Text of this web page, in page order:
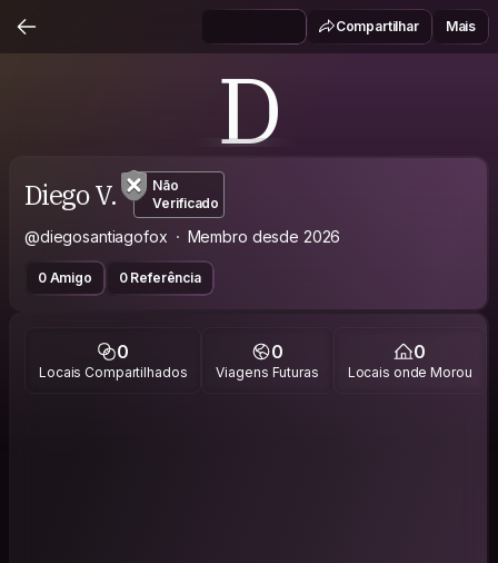
Compartilhar Mais
D
Diego V.
Não
Verificado
@diegosantiagofox Membro desde 2026
0 Amigo 0 Referência
0
Locais Compartilhados
0
Viagens Futuras
0
Locais onde Morou